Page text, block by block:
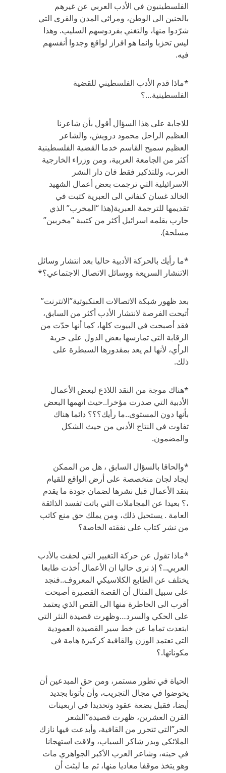
الفلسطينيون في الأدب العربي عن غيرهم
بالحنين الى الوطن، ومراثي المدن والقرى التي
شرّدوا منها، والتغني بفردوسهم السليب. وهذا
ليس تحزبا وانما هو افراز لواقع وجدوا أنفسهم
فيه.
*ماذا قدم الأدب الفلسطيني للقضية
الفلسطينية…؟
للاجابة على هذا السؤال أقول بأن شاعرنا
العظيم الراحل محمود درويش، والشاعر
العظيم سميح القاسم خدما القضية الفلسطينية
أكثر من الجامعة العربية، ومن وزراء الخارجية
العرب، وللتذكير فقط فان دار النشر
الاسرائيلية التي ترجمت بعض أعمال الشهيد
الخالد غسان كنفاني الى العبرية كتبت في
تقديمها للترجمة العبرية(هذا “المخرب” الذي
حارب بقلمه اسرائيل أكثر من كتيبة “مخربين”
مسلحة).
*ما رأيك بالحركة الأدبية حاليا بعد انتشار وسائل
الاتنشار السريعة ووسائل الاتصال الاجتماعي؟*
بعد ظهور شبكة الاتصالات العنكبوتية”الانترنت”
أتيحت الفرصة لانتشار الأدب أكثر من السابق،
فقد أصبحت في البيوت كلها، كما أنها حدّت من
الرقابة التي تمارسها بعض الدول على حرية
الرأي، لأنها لم يعد بمقدورها السيطرة على
ذلك.
*هناك موجة من النقد اللاذع لبعض الأعمال
الأدبية التي صدرت مؤخرا..حيث اتهمها البعض
بأنها دون المستوى..ما رأيك؟؟؟ دائما هناك
تفاوت في النتاج الأدبي من حيث الشكل
والمضمون.
*والحاقا بالسؤال السابق ، هل من الممكن
ايجاد لجان متخصصة على أرض الواقع للقيام
بنقد الأعمال قبل نشرها لضمان جودة ما يقدم
،؟ بعيدا عن المجاملات التي باتت تفسد الذائقة
العامة . يستحيل ذلك، ومن يملك حق منع كاتب
من نشر كتاب على نفقته الخاصة؟
*ماذا تقول عن حركة التغيير التي لحقت بالأدب
العربي..؟ إذ نرى حاليا ان الأعمال أخذت طابعا
يختلف عن الطابع الكلاسيكي المعروف..فنجد
على سبيل المثال أن القصة القصيرة أصبحت
أقرب الى الخاطرة منها الى القص الذي يعتمد
على الحكي والسرد…وظهرت قصيدة النثر التي
ابتعدت تماما عن خط سير القصيدة العمودية
التي تعتمد الوزن والقافية كركيزة هامة في
مكوناتها.؟
الحياة في تطور مستمر، ومن حق المبدعين أن
يخوضوا في مجال التجريب، وأن يأتونا بجديد
أيضا، فقبل بضعة عقود وتحديدا في اربعينات
القرن العشرين، ظهرت قصيدة”الشعر
الحر”التي تتحرر من القافية، وأبدعت فيها نازك
الملائكي وبدر شاكر السياب، ولاقت استهجانا
في حينه، وشاعر العرب الأكبر الجواهري مات
وهو يتخذ موقفا معاديا منها، ثم ما لبثت أن